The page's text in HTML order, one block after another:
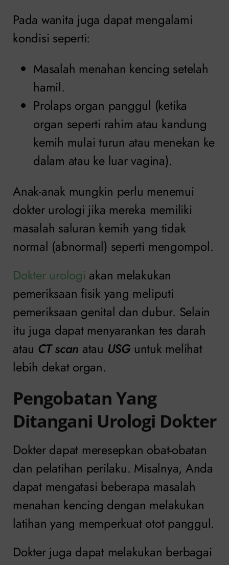
Pada wanita juga dapat mengalami
kondisi seperti:
Masalah menahan kencing setelah
hamil.
Prolaps organ panggul (ketika
organ seperti rahim atau kandung
kemih mulai turun atau menekan ke
dalam atau ke luar vagina).
Anak-anak mungkin perlu menemui
dokter urologi jika mereka memiliki
masalah saluran kemih yang tidak
normal (abnormal) seperti mengompol.
Dokter urologi akan melakukan
pemeriksaan fisik yang meliputi
pemeriksaan genital dan dubur. Selain
itu juga dapat menyarankan tes darah
atau CT scan atau USGuntuk melihat
lebih dekat organ.
Pengobatan Yang
Ditangani Urologi Dokter
Dokter dapat meresepkan obat-obatan
dan pelatihan perilaku. Misalnya, Anda
dapat mengatasi beberapa masalah
menahan kencing dengan melakukan
latihan yang memperkuat otot panggul.
Dokter juga dapat melakukan berbagai